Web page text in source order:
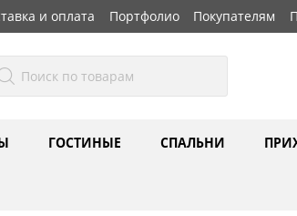
и оплата Портфолио Покупателям
ГОСТИНЫЕ СПАЛЬНИ